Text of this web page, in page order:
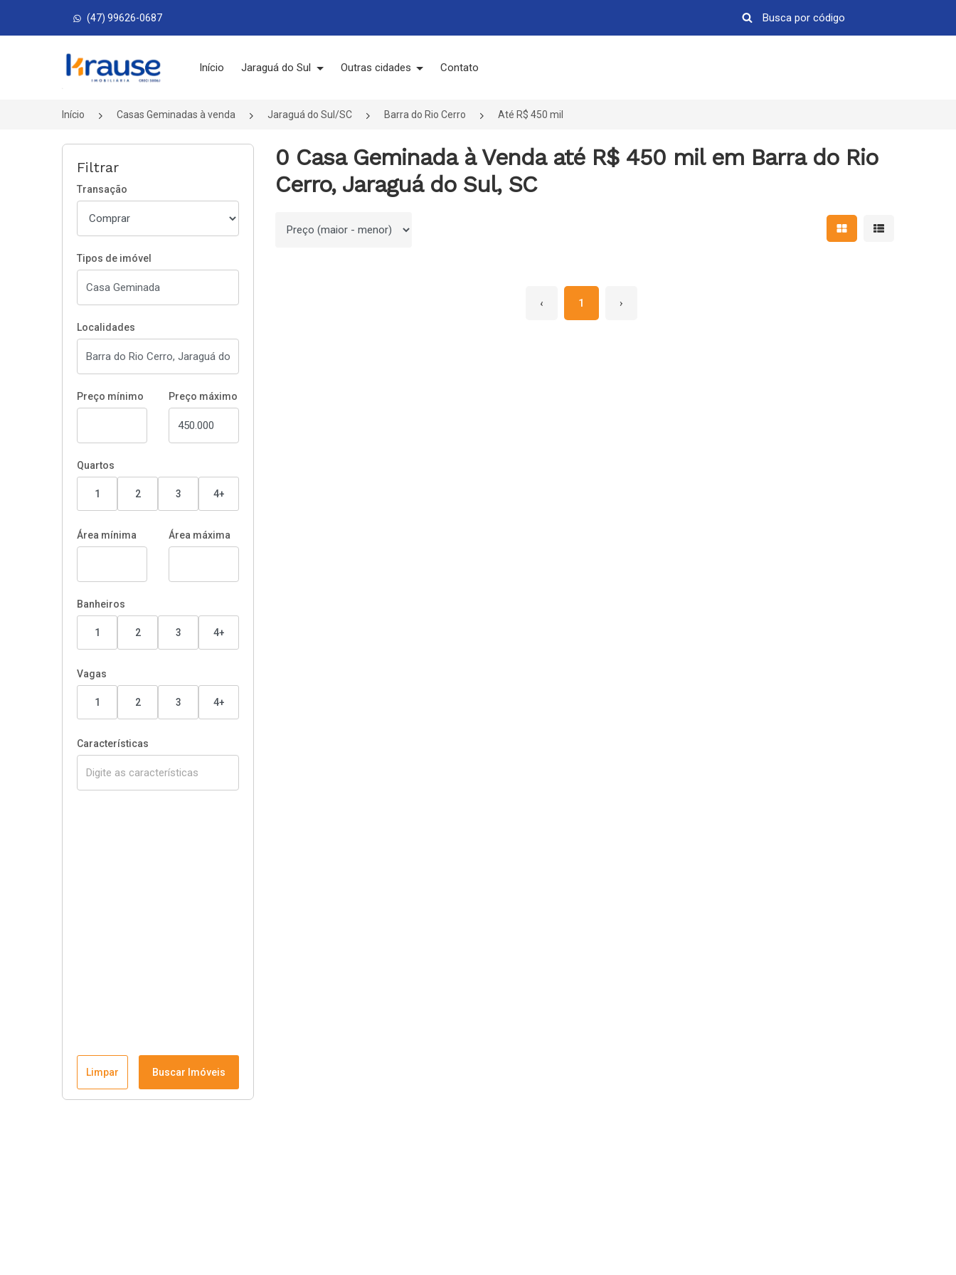
(47) 99626-0687
Página inicial
Início Jaraguá do Sul Outras cidades Contato
Início Casas Geminadas à venda Jaraguá do Sul/SC Barra do Rio Cerro Até R$ 450 mil
Filtrar
Transação
Tipos de imóvel
Localidades
Preço mínimo Preço máximo
Quartos
1 2 3 4+
Área mínima Área máxima
Banheiros
1 2 3 4+
Vagas
1 2 3 4+
Características
Limpar Buscar Imóveis
0 Casa Geminada à Venda até R$ 450 mil em Barra do Rio
Cerro, Jaraguá do Sul, SC
Ordenar por Mostrar resultados em
Mostrar
‹ 1 ›